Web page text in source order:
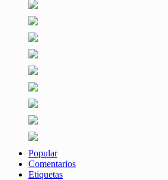
Popular
Comentarios
Etiquetas